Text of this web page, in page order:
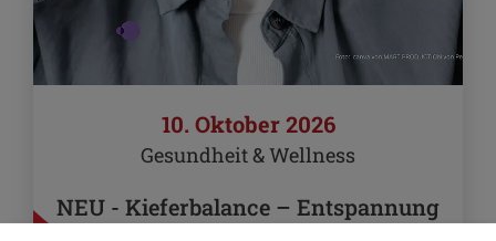
10. Oktober 2026
Gesundheit & Wellness
NEU - Kieferbalance – Entspannung